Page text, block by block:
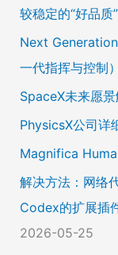
较稳定的“好品质”
Next
一代指挥与控制）
SpaceX未来愿
PhysicsX公司详
Magnifica
解决方法：网络
Codex的扩展插
2026-05-25